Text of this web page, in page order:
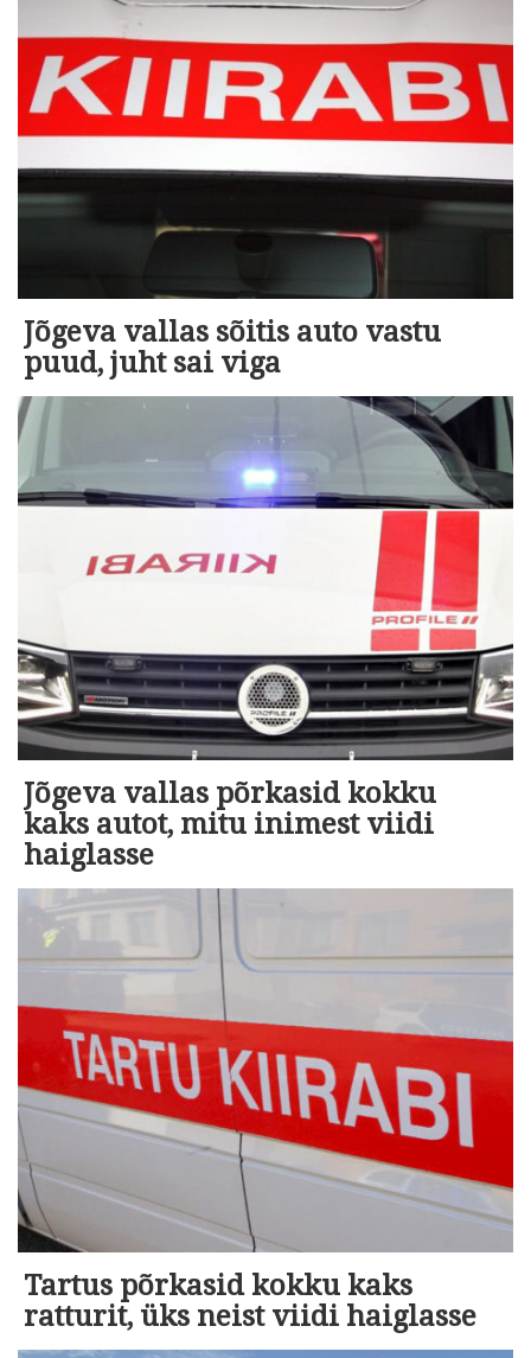
Jõgeva vallas sõitis auto vastu
puud, juht sai viga
Jõgeva vallas põrkasid kokku
kaks autot, mitu inimest viidi
haiglasse
Tartus põrkasid kokku kaks
ratturit, üks neist viidi haiglasse